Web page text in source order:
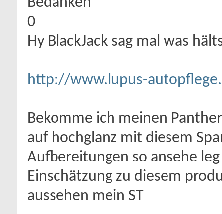
0
Hy BlackJack sag mal was
http://www.lupus-
Bekomme ich meinen
auf hochglanz mit diesem
Aufbereitungen so ansehe
Einschätzung zu diesem
aussehen mein ST